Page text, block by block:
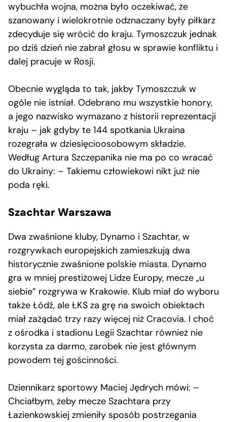
wybuchła wojna, można było oczekiwać, że
szanowany i wielokrotnie odznaczany były piłkarz
zdecyduje się wrócić do kraju. Tymoszczuk jednak
po dziś dzień nie zabrał głosu w sprawie konfliktu i
dalej pracuje w Rosji.
Obecnie wygląda to tak, jakby Tymoszczuk w
ogóle nie istniał. Odebrano mu wszystkie honory,
a jego nazwisko wymazano z historii reprezentacji
kraju – jak gdyby te 144 spotkania Ukraina
rozegrała w dziesięcioosobowym składzie.
Według Artura Szczepanika nie ma po co wracać
do Ukrainy: – Takiemu człowiekowi nikt już nie
poda ręki.
Szachtar Warszawa
Dwa zwaśnione kluby, Dynamo i Szachtar, w
rozgrywkach europejskich zamieszkują dwa
historycznie zwaśnione polskie miasta. Dynamo
gra w mniej prestiżowej Lidze Europy, mecze „u
siebie” rozgrywa w Krakowie. Klub miał do wyboru
także Łódź, ale ŁKS za grę na swoich obiektach
miał zażądać trzy razy więcej niż Cracovia. I choć
z ośrodka i stadionu Legii Szachtar również nie
korzysta za darmo, zarobek nie jest głównym
powodem tej gościnności.
Dziennikarz sportowy Maciej Jędrych mówi: –
Chciałbym, żeby mecze Szachtara przy
Łazienkowskiej zmieniły sposób postrzegania